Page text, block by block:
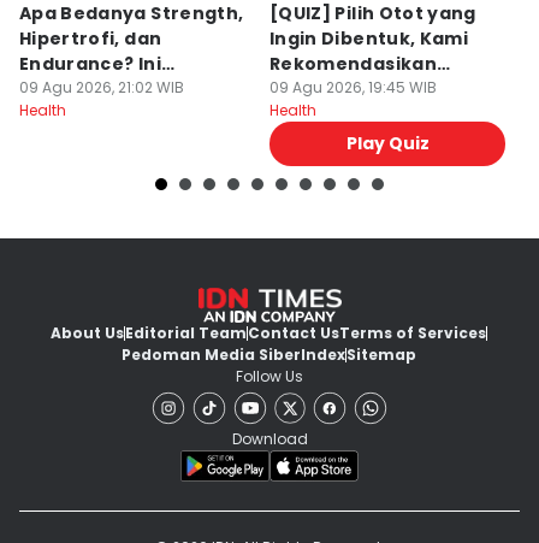
Apa Bedanya Strength,
Hipertrofi, dan
Endurance? Ini
Penjelasannya
09 Agu 2026, 21:02 WIB
Health
[QUIZ] Pilih Otot yang
Ingin Dibentuk, Kami
Rekomendasikan
Latihannya
09 Agu 2026, 19:45 WIB
Health
Play Quiz
About UsEditorial TeamContact UsTerms of Services
Pedoman Media SiberIndexSitemap
Follow Us
Download